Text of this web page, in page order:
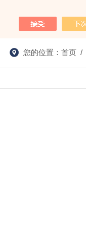
您的位置： 首页/